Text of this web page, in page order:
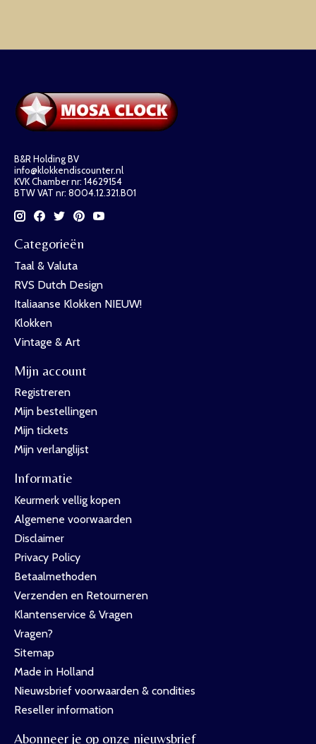
B&R Holding BV
info@klokkendiscounter.nl
KVK Chamber nr: 14629154
BTW VAT nr: 8004.12.321.B01
Categorieën
Taal & Valuta
RVS Dutch Design
Italiaanse Klokken NIEUW!
Klokken
Vintage & Art
Mijn account
Registreren
Mijn bestellingen
Mijn tickets
Mijn verlanglijst
Informatie
Keurmerk vellig kopen
Algemene voorwaarden
Disclaimer
Privacy Policy
Betaalmethoden
Verzenden en Retourneren
Klantenservice & Vragen
Vragen?
Sitemap
Made in Holland
Nieuwsbrief voorwaarden & condities
Reseller information
Abonneer je op onze nieuwsbrief